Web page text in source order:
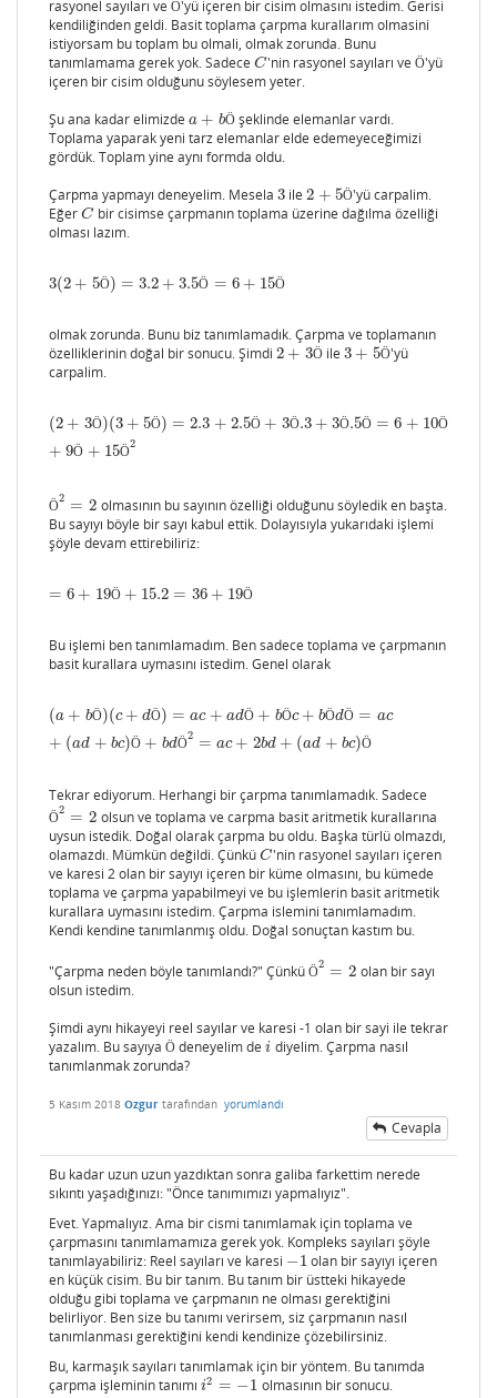
rasyonel sayıları ve Ö
Ö'yü içeren bir cisim olmasını istedim. Gerisi
kendiliğinden geldi. Basit toplama çarpma kurallarım olmasini
istiyorsam bu toplam bu olmali, olmak zorunda. Bunu
tanımlamama gerek yok. Sadece C
C 'nin rasyonel sayıları veÖ
Ö'yü
içeren bir cisim olduğunu söylesem yeter.
Şu ana kadar elimizde a + bÖ
a+bÖ
şeklinde elemanlar vardı.
Toplama yaparak yeni tarz elemanlar elde edemeyeceğimizi
gördük. Toplam yine aynı formda oldu.
Çarpma yapmayı deneyelim. Mesela 3
3 ile2 + 5Ö
2 +5Ö
'yü carpalim.
Eğer C
C bir cisimse çarpmanın toplama üzerine dağılma özelliği
olması lazım.
3(2 + 5Ö) = 3.2 + 3.5Ö = 6 + 15Ö
3(2+5 Ö) =3.2 +3.5Ö=6 +15Ö
olmak zorunda. Bunu biz tanımlamadık. Çarpma ve toplamanın
özelliklerinin doğal bir sonucu. Şimdi 2 + 3Ö
2 +3 Ö ile 3 + 5Ö
3+5Ö
'yü
carpalim.
(2 + 3Ö)(3 + 5Ö) = 2.3 + 2.5Ö + 3Ö.3 + 3Ö.5Ö = 6 + 10Ö
+ 9Ö + 15Ö2
( 2+3Ö)(3+5Ö)= 2.3 +2.5 Ö+ 3Ö.3+3Ö.5Ö= 6+ 10Ö+9Ö+ 15 Ö2
Ö2 = 2
Ö2 =2
olmasının bu sayının özelliği olduğunu söyledik en başta.
Bu sayıyı böyle bir sayı kabul ettik. Dolayısıyla yukarıdaki işlemi
şöyle devam ettirebiliriz:
= 6 + 19Ö + 15.2 = 36 + 19Ö
=6 +19Ö+ 15.2= 36 +19 Ö
Bu işlemi ben tanımlamadım. Ben sadece toplama ve çarpmanın
basit kurallara uymasını istedim. Genel olarak
(a + bÖ)(c + dÖ) = ac + adÖ + bÖc + bÖdÖ = ac
+ (ad + bc)Ö + bdÖ2 = ac + 2bd + (ad + bc)Ö
(a+ bÖ)(c+dÖ)= ac+a dÖ +bÖc+bÖdÖ= ac+(ad+bc)Ö+ bd Ö2=
Tekrar ediyorum. Herhangi bir çarpma tanımlamadık. Sadece
Ö2 = 2
Ö2 =2
olsun ve toplama ve carpma basit aritmetik kurallarına
uysun istedik. Doğal olarak çarpma bu oldu. Başka türlü olmazdı,
olamazdı. Mümkün değildi. Çünkü C
C 'nin rasyonel sayıları içeren
ve karesi 2 olan bir sayıyı içeren bir küme olmasını, bu kümede
toplama ve çarpma yapabilmeyi ve bu işlemlerin basit aritmetik
kurallara uymasını istedim. Çarpma islemini tanımlamadım.
Kendi kendine tanımlanmış oldu. Doğal sonuçtan kastım bu.
"Çarpma neden böyle tanımlandı?" Çünkü Ö2 = 2
Ö2 =2
olan bir sayı
olsun istedim.
Şimdi aynı hikayeyi reel sayılar ve karesi -1 olan bir sayi ile tekrar
yazalım. Bu sayıya Ö
Ödeneyelim de i
i diyelim. Çarpma nasıl
tanımlanmak zorunda?
5 Kasım 2018 Ozgur tarafından yorumlandı
Cevapla
Bu kadar uzun uzun yazdıktan sonra galiba farkettim nerede
sıkıntı yaşadığınızı: "Önce tanımımızı yapmalıyız".
Evet. Yapmalıyız. Ama bir cismi tanımlamak için toplama ve
çarpmasını tanımlamamıza gerek yok. Kompleks sayıları şöyle
tanımlayabiliriz: Reel sayıları ve karesi −1
−1 olan bir sayıyı içeren
en küçük cisim. Bu bir tanım. Bu tanım bir üstteki hikayede
olduğu gibi toplama ve çarpmanın ne olması gerektiğini
belirliyor. Ben size bu tanımı verirsem, siz çarpmanın nasıl
tanımlanması gerektiğini kendi kendinize çözebilirsiniz.
Bu, karmaşık sayıları tanımlamak için bir yöntem. Bu tanımda
çarpma işleminin tanımı i2 = −1
i2 −1
olmasının bir sonucu.